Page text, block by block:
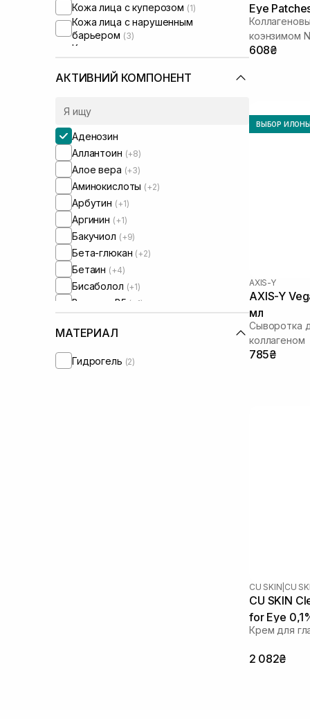
Кожа лица с куперозом (1)
Кожа лица с нарушенным
барьером (3)
Кожа лица с нарушенным
микробиомом
Против отеков(2)
АКТИВНИЙ КОМПОНЕНТ
Аденозин
Аллантоин (+8)
Алое вера (+3)
Аминокислоты (+2)
Арбутин (+1)
Аргинин (+1)
Бакучиол (+9)
Бета-глюкан (+2)
Бетаин (+4)
Бисаболол (+1)
Витамин B5 (+1)
Витамин C
Волюфиллин
МАТЕРИАЛ
Гидрогель (2)
Eye
коэнзимом
608₴
ВЫБОР ИЛОНЫ
AXIS-Y
AXIS-Y
мл
Сыворотка
коллагеном
785₴
CU SKIN CU
CU SKIN
for Eye
Крем для
2 082₴